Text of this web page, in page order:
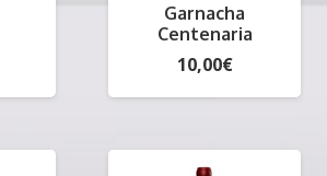
Garnacha
Centenaria
10,00€